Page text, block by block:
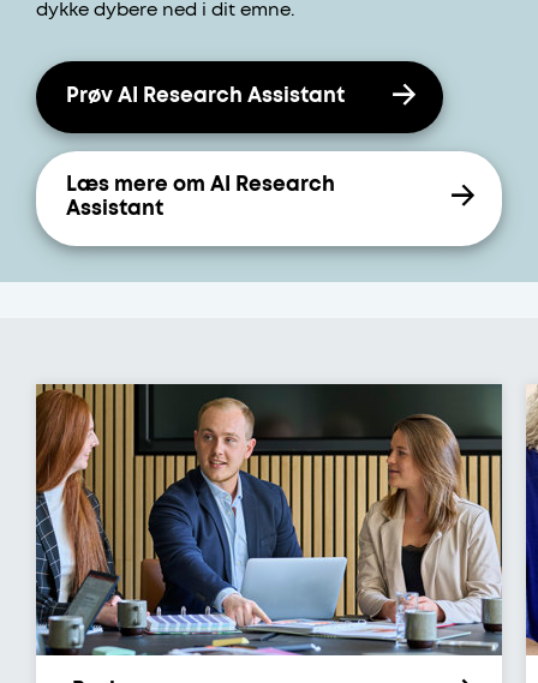
dykke dybere ned i dit emne.
Prøv AI Research Assistant
Læs mere om AI Research
Assistant